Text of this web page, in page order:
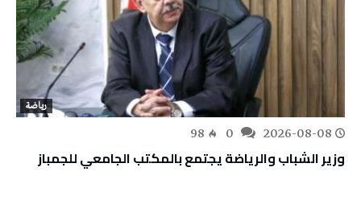
رياضة
2026-08-08
98
وزير الشباب والرياضة يجتمع بالمكتب الجامعي للجمباز